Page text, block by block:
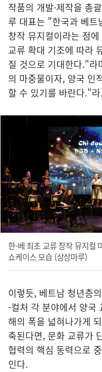
작품의 개발·제작을 총
루 대표는 "한국과 베트
창작 뮤지컬이라는 점
교류 확대 기조에 따라
질 것으로 기대한다."
의 마중물이자, 양국 인
할 수 있기를 바란다."
한-베 최초 교류 창작 뮤지
쇼케이스 모습 (상상마루)
이렇듯, 베트남 청년층
-컬처 각 분야에서 양국
해의 폭을 넓혀나가게
축된다면, 문화 교류가
협력의 핵심 동력으로
인다.